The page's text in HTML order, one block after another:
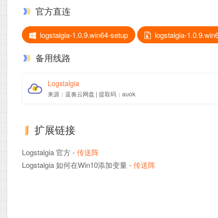
官方直连
logstalgia-1.0.9.win64-setup logstalgia-
备用线路
Logstalgia
来源：蓝奏云网盘 | 提取码：auok
扩展链接
Logstalgia 官方 -传送阵
Logstalgia 如何在Win10添加变量 -传送阵